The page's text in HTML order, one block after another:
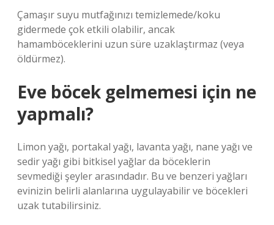
Çamaşır suyu mutfağınızı temizlemede/koku
gidermede çok etkili olabilir, ancak
hamamböceklerini uzun süre uzaklaştırmaz (veya
öldürmez).
Eve böcek gelmemesi için ne
yapmalı?
Limon yağı, portakal yağı, lavanta yağı, nane yağı ve
sedir yağı gibi bitkisel yağlar da böceklerin
sevmediği şeyler arasındadır. Bu ve benzeri yağları
evinizin belirli alanlarına uygulayabilir ve böcekleri
uzak tutabilirsiniz.